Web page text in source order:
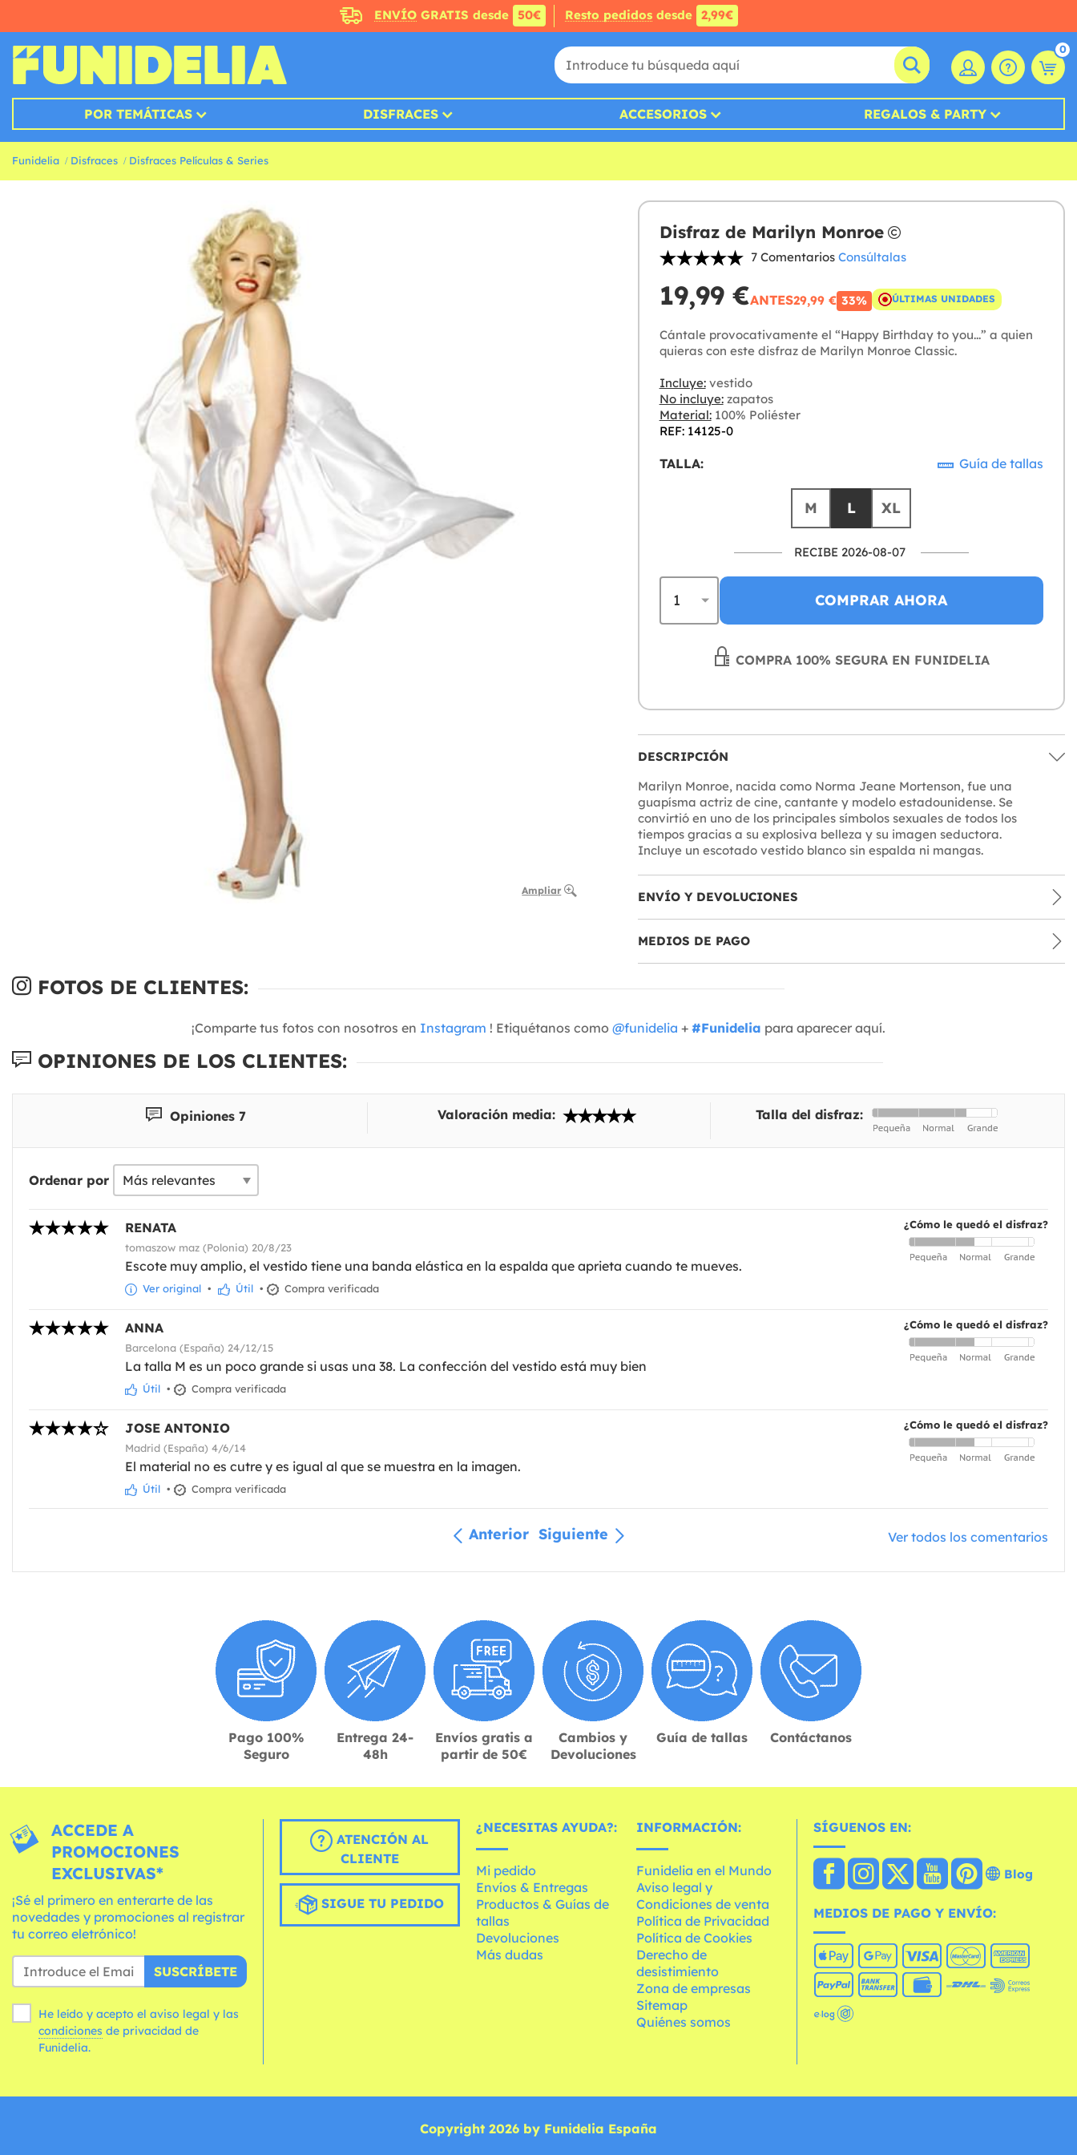
ENVÍOGRATIS desde 50€ Resto pedidosdesde 2,99€
0
POR TEMÁTICAS DISFRACES ACCESORIOS REGALOS & PARTY
Funidelia Disfraces Disfraces Películas & Series
Ampliar
Disfraz de Marilyn Monroe
7 Comentarios Consúltalas
19,99 €ANTES29,99 € 33% ÚLTIMAS UNIDADES
Cántale provocativamente el “Happy Birthday to you...” a quien
quieras con este disfraz de Marilyn Monroe Classic.
Incluye:vestido
No incluye:zapatos
Material:100% Poliéster
REF: 14125-0
TALLA: Guía de tallas
M L XL
RECIBE 2026-08-07
COMPRAR AHORA
COMPRA 100% SEGURA EN FUNIDELIA
DESCRIPCIÓN
Marilyn Monroe, nacida como Norma Jeane Mortenson, fue una
guapísma actriz de cine, cantante y modelo estadounidense. Se
convirtió en uno de los principales símbolos sexuales de todos los
tiempos gracias a su explosiva belleza y su imagen seductora.
Incluye un escotado vestido blanco sin espalda ni mangas.
ENVÍO Y DEVOLUCIONES
MEDIOS DE PAGO
FOTOS DE CLIENTES:
¡Comparte tus fotos con nosotros en Instagram ! Etiquétanos como @funidelia + #Funidelia para aparecer aquí.
OPINIONES DE LOS CLIENTES:
Opiniones 7 Valoración media: Talla del disfraz:
Ordenar por
¿Cómo le quedó el disfraz?
RENATA
tomaszow maz (Polonia) 20/8/23
Escote muy amplio, el vestido tiene una banda elástica en la espalda que aprieta cuando te mueves.
Ver original • Útil • Compra verificada
¿Cómo le quedó el disfraz?
ANNA
Barcelona (España) 24/12/15
La talla M es un poco grande si usas una 38. La confección del vestido está muy bien
Útil • Compra verificada
¿Cómo le quedó el disfraz?
JOSE ANTONIO
Madrid (España) 4/6/14
El material no es cutre y es igual al que se muestra en la imagen.
Útil • Compra verificada
Anterior Siguiente Ver todos los comentarios
Pago 100%
Seguro
Entrega 24-
48h
Envíos gratis a
partir de 50€
Cambios y
Devoluciones
Guía de tallas Contáctanos
ACCEDE A
PROMOCIONES
EXCLUSIVAS*
¡Sé el primero en enterarte de las
novedades y promociones al registrar
tu correo eletrónico!
SUSCRÍBETE
He leído y acepto el aviso legal y las
condiciones
Funidelia.
ATENCIÓN AL
CLIENTE
SIGUE TU PEDIDO
¿NECESITAS AYUDA?:
Mi pedido
Envíos & Entregas
Productos & Guías de
tallas
Devoluciones
Más dudas
INFORMACIÓN:
Funidelia en el Mundo
Aviso legal y
Condiciones de venta
Política de Privacidad
Política de Cookies
Derecho de
desistimiento
Zona de empresas
Sitemap
Quiénes somos
SÍGUENOS EN:
Blog
MEDIOS DE PAGO Y ENVÍO:
Copyright 2026 by Funidelia España